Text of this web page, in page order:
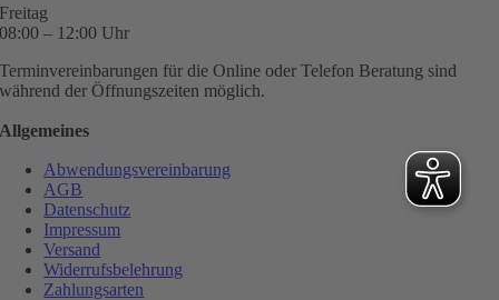
Freitag
08:00 – 12:00 Uhr
Terminvereinbarungen für die Online oder Telefon Beratung sind
während der Öffnungszeiten möglich.
Allgemeines
Abwendungsvereinbarung
AGB
Datenschutz
Impressum
Versand
Widerrufsbelehrung
Zahlungsarten